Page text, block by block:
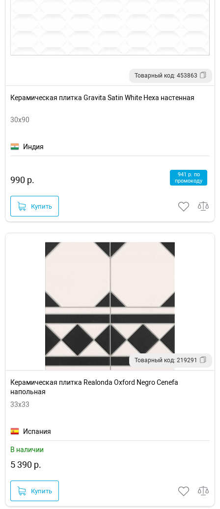
Товарный код: 453863
Керамическая плитка Gravita Satin White Hexa настенная
30x90
Индия
990 р.
941 р. по
промокоду
Купить
Товарный код: 219291
Керамическая плитка Realonda Oxford Negro Cenefa
напольная
33x33
Испания
В наличии
5 390 р.
Купить